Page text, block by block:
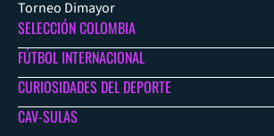
Torneo Dimayor
SELECCIÓN COLOMBIA
FÚTBOL INTERNACIONAL
CURIOSIDADES DEL DEPORTE
CAV-SULAS